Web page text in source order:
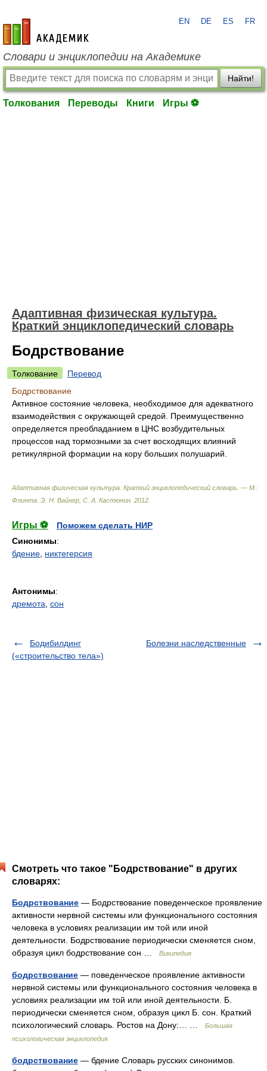
academic.ru
EN DE ES FR
Словари и энциклопедии на Академике
Найти!
Толкования Переводы Книги Игры ⚽
Адаптивная физическая культура.
Краткий энциклопедический словарь
Бодрствование
Толкование
Перевод
Бодрствование
Активное состояние человека, необходимое для адекватного
взаимодействия с окружающей средой. Преимущественно
определяется преобладанием в ЦНС возбудительных
процессов над тормозными за счет восходящих влияний
ретикулярной формации на кору больших полушарий.
Адаптивная физическая культура. Краткий энциклопедический словарь. — М.:
Флинта Э. Н. Вайнер, С. А. Кастюнин 2012
Игры ⚽
Поможем сделать НИР
Синонимы:
бдение никтегерсия
Антонимы:
дремота сон
Бодибилдинг
(«строительство тела»)
Болезни наследственные
Смотреть что такое "Бодрствование" в других
словарях:
Бодрствование — Бодрствование поведенческое проявление
активности нервной системы или функционального состояния
человека в условиях реализации им той или иной
деятельности. Бодрствование периодически сменяется сном,
образуя цикл бодрствование сон …
Википедия
бодрствование — поведенческое проявление активности
нервной системы или функционального состояния человека в
условиях реализации им той или иной деятельности. Б.
периодически сменяется сном, образуя цикл Б. сон. Краткий
психологический словарь. Ростов на Дону:… …
Большая
психологическая энциклопедия
бодрствование — бдение Словарь русских синонимов.